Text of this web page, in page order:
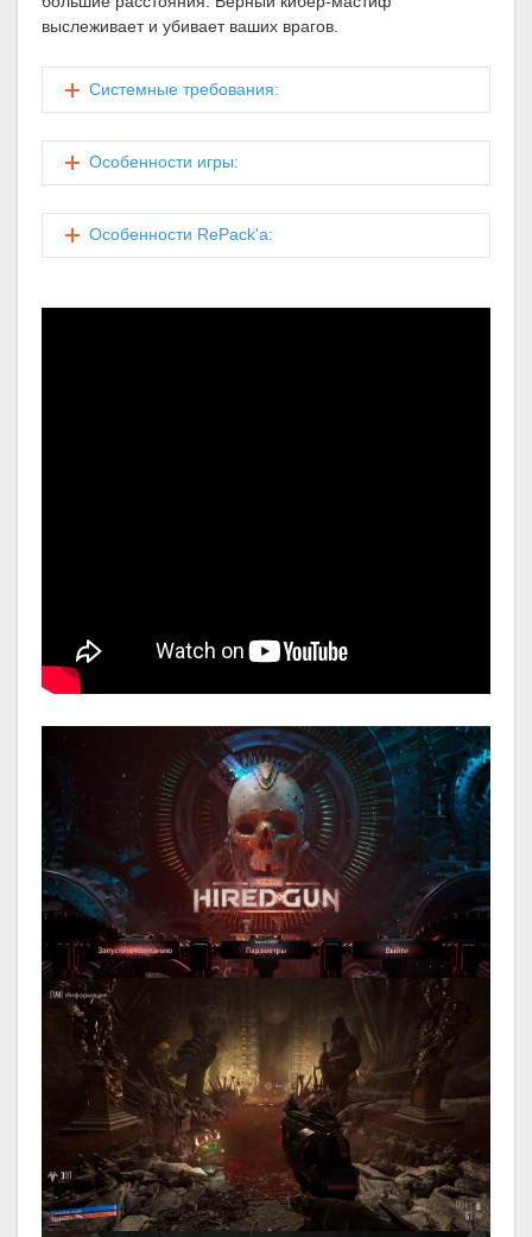
выслеживает и убивает ваших врагов.
Системные требования:
Особенности игры:
Особенности RePack'a: